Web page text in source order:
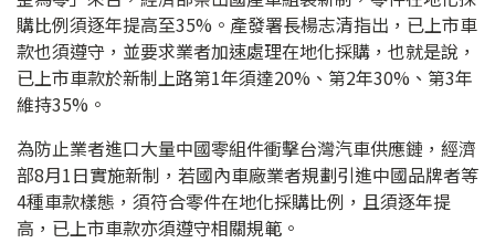
購比例須逐年提高至35%。產發署長楊志清指出，已上市車
款也須遵守，並要求業者加速處理在地化採購，也就是說，
已上市車款於新制上路第1年須達20%、第2年30%、第3年
維持35%。
為防止業者進口大量中國零組件衝擊台灣汽車供應鏈，經濟
部8月1日實施新制，若國內車廠業者規劃引進中國品牌者等
4種車款樣態，須符合零件在地化採購比例，且須逐年提
高，已上市車款亦須遵守相關規範。